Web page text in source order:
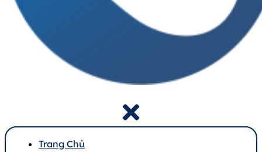
Trang Chủ